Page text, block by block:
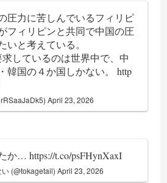
圧力に苦しんでいるフィリピ
フィリピンと共同で中国の圧
いと考えている。
しているのは世界中で、中
韓国の４か国しかない。http
April 23, 2026
たか…https://t.co/psFHynXaxI
(@tokagetail)April 23, 2026